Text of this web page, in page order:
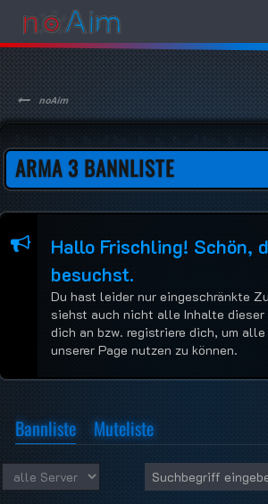
noAim
ARMA 3 BANNLISTE
Hallo Frischling! Schön,
besuchst.
Du hast leider nur eingeschränkte
siehst auch nicht alle Inhalte dieser
dich an bzw. registriere dich, um
unserer Page nutzen zu können.
Bannliste Muteliste